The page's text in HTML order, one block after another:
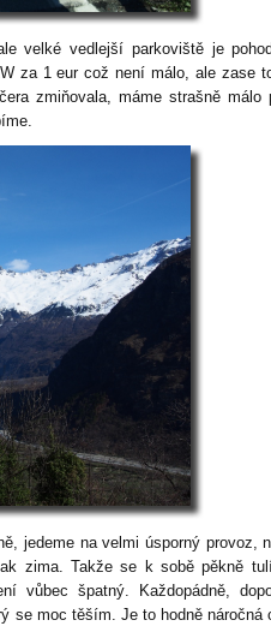
velké vedlejší parkoviště je
za 1 eur což není málo, ale zase
zmiňovala, máme strašně málo
jedeme na velmi úsporný provoz,
zima. Takže se k sobě pěkně
vůbec špatný. Každopádně,
se moc těším. Je to hodně náročná